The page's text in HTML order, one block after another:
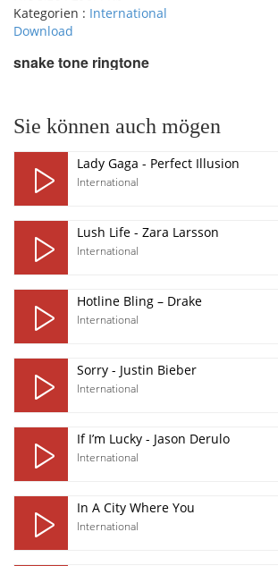
Kategorien : International
Download
snake tone ringtone
Sie können auch mögen
Lady Gaga - Perfect Illusion
International
Lush Life - Zara Larsson
International
Hotline Bling – Drake
International
Sorry - Justin Bieber
International
If I’m Lucky - Jason Derulo
International
In A City Where You
International